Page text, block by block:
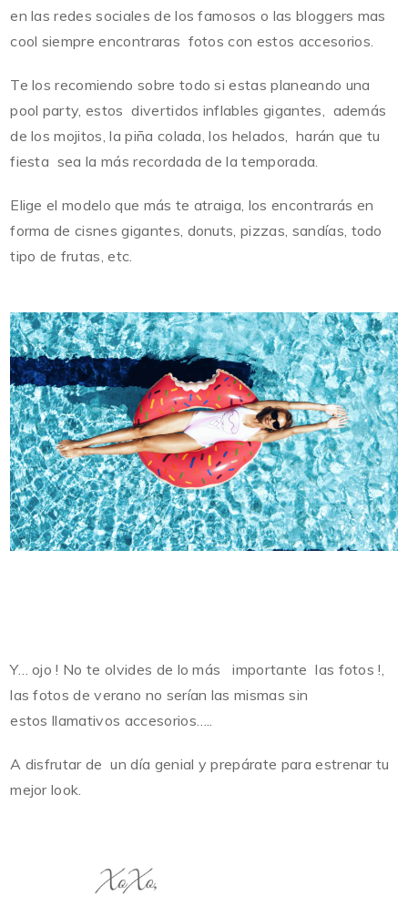
en las redes sociales de los famosos o las bloggers mas
cool siempre encontraras fotos con estos accesorios.
Te los recomiendo sobre todo si estas planeando una
pool party, estos divertidos inflables gigantes, además
de los mojitos, la piña colada, los helados, harán que tu
fiesta sea la más recordada de la temporada.
Elige el modelo que más te atraiga, los encontrarás en
forma de cisnes gigantes, donuts, pizzas, sandías, todo
tipo de frutas, etc.
Y… ojo ! No te olvides de lo más importante las fotos !,
las fotos de verano no serían las mismas sin
estos llamativos accesorios…..
A disfrutar de un día genial y prepárate para estrenar tu
mejor look.